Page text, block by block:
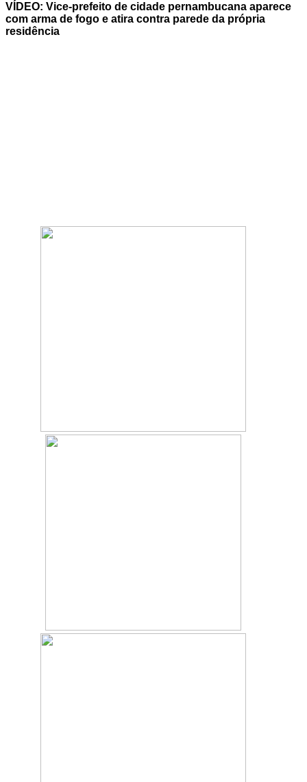
VÍDEO: Vice-prefeito de cidade pernambucana aparece
com arma de fogo e atira contra parede da própria
residência